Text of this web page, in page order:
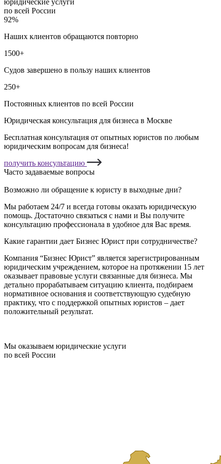
по всей России
92%
Наших клиентов обращаются повторно
1500+
Судов завершено в пользу наших клиентов
250+
Постоянных клиентов по всей России
Юридическая консультация для бизнеса в Москве
Бесплатная консультация от опытных юристов по любым
юридическим вопросам для бизнеса!
получить консультацию
Часто задаваемые вопросы
Возможно ли обращение к юристу в выходные дни?
Мы работаем 24/7 и всегда готовы оказать юридическую
помощь. Достаточно связаться с нами и Вы получите
консультацию профессионала в удобное для Вас время.
Какие гарантии дает Бизнес Юрист при сотрудничестве?
Компания “Бизнес Юрист” является зарегистрированным
юридическим учреждением, которое на протяжении 15 лет
оказывает правовые услуги связанные для бизнеса. Мы
детально прорабатываем ситуацию клиента, подбираем
нормативное основания и соответствующую судебную
практику, что с поддержкой опытных юристов – дает
положительный результат.
Мы оказываем юридические услуги
по всей России